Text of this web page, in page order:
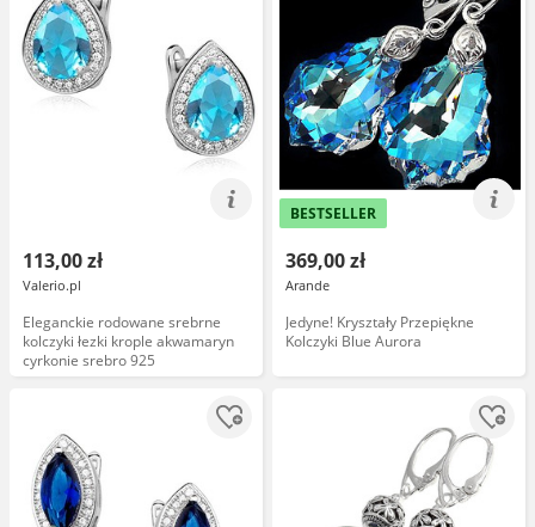
113,00 zł
Valerio.pl
Eleganckie rodowane srebrne
kolczyki łezki krople akwamaryn
cyrkonie srebro 925
BESTSELLER
369,00 zł
Arande
Jedyne! Kryształy Przepiękne
Kolczyki Blue Aurora